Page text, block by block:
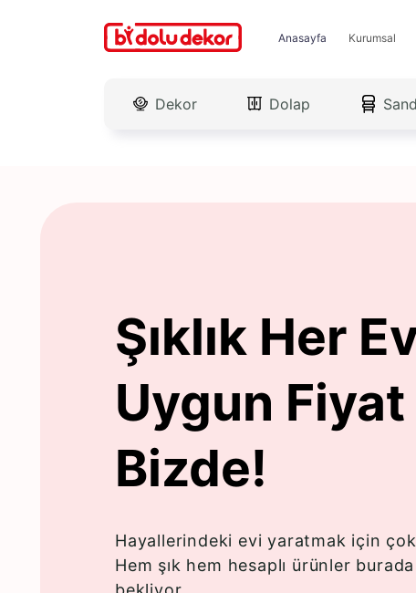
Anasayfa Kurumsal
Dekor Dolap
Şıklık Her
Uygun Fiyat
Bizde!
Hayallerindeki evi yaratmak için
Hem şık hem hesaplı ürünler